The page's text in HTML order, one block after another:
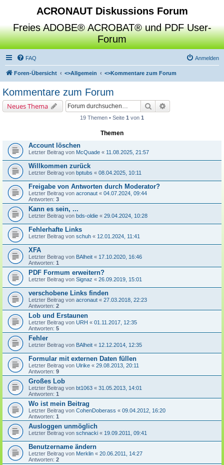
ACRONAUT Diskussions Forum
Freies ADOBE® ACROBAT® und PDF User-
Forum
FAQ Anmelden
Foren-Übersicht <>Allgemein <>Kommentare zum Forum
Kommentare zum Forum
Neues Thema Suche
19 Themen • Seite 1 von 1
Themen
Account löschen
Letzter Beitrag von McQuade « 11.08.2025, 21:57
Willkommen zurück
Letzter Beitrag von bptubs « 08.04.2025, 10:11
Freigabe von Antworten durch Moderator?
Letzter Beitrag von acronaut « 04.07.2024, 09:44
Antworten: 3
Kann es sein, ...
Letzter Beitrag von bds-oldie « 29.04.2024, 10:28
Fehlerhafte Links
Letzter Beitrag von schuh « 12.01.2024, 11:41
XFA
Letzter Beitrag von BAlheit « 17.10.2020, 16:46
Antworten: 1
PDF Formum erweitern?
Letzter Beitrag von Signaz « 26.09.2019, 15:01
verschobene Links finden
Letzter Beitrag von acronaut « 27.03.2018, 22:23
Antworten: 2
Lob und Erstaunen
Letzter Beitrag von URH « 01.11.2017, 12:35
Antworten: 5
Fehler
Letzter Beitrag von BAlheit « 12.12.2014, 12:35
Formular mit externen Daten füllen
Letzter Beitrag von Ulrike « 29.08.2013, 20:11
Antworten: 9
Großes Lob
Letzter Beitrag von bt1063 « 31.05.2013, 14:01
Antworten: 1
Wo ist mein Beitrag
Letzter Beitrag von CohenDoberass « 09.04.2012, 16:20
Antworten: 1
Ausloggen unmöglich
Letzter Beitrag von schnacki « 19.09.2011, 09:41
Benutzername ändern
Letzter Beitrag von Merklin « 20.06.2011, 14:27
Antworten: 2